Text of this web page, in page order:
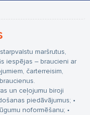
maršrutus,
iespējas – braucieni ar
čarterreisim,
un ceļojumu biroji
piedāvājumus; •
noformēšanu; •